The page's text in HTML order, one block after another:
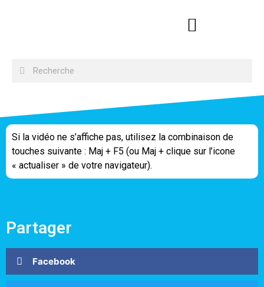
Si la vidéo ne s’affiche pas, utilisez la combinaison de
touches suivante : Maj + F5 (ou Maj + clique sur l’icone
« actualiser » de votre navigateur).
Partager
Facebook